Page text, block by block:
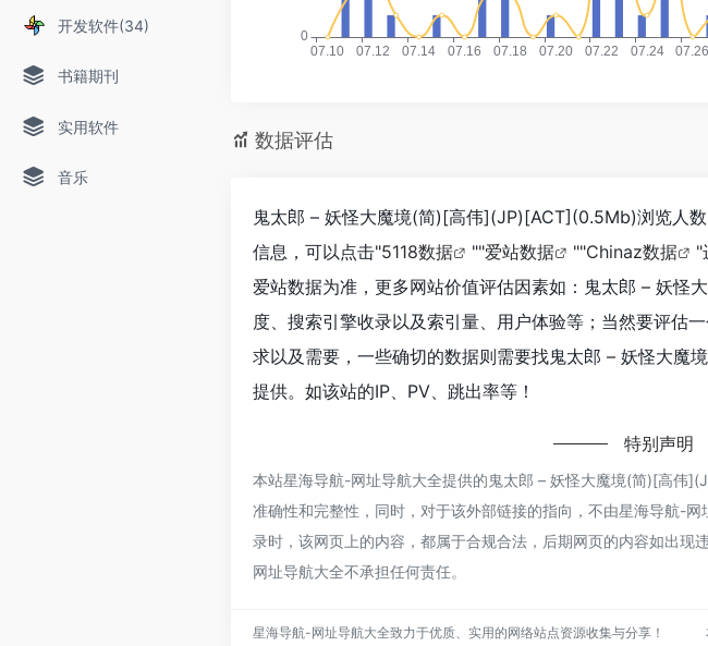
开发软件(34)
书籍期刊
实用软件
音乐
数据评估
鬼太郎 – 妖怪大魔境(简)[高伟](JP)[ACT](0.5Mb)浏览人
信息，可以点击"5118数据 ""爱站数据 ""Chinaz数据
"
爱站数据为准，更多网站价值评估因素如：鬼太郎 – 妖
度、搜索引擎收录以及索引量、用户体验等；当然要评估
求以及需要，一些确切的数据则需要找鬼太郎 – 妖怪大
提供。如该站的IP、PV、跳出率等！
特别声明
本站星海导航-网址导航大全提供的鬼太郎 – 妖怪大魔境(简)[高伟
准确性和完整性，同时，对于该外部链接的指向，不由星海导航-
录时，该网页上的内容，都属于合规合法，后期网页的内容如出现
网址导航大全不承担任何责任。
星海导航-网址导航大全致力于优质、实用的网络站点资源收集与分享！